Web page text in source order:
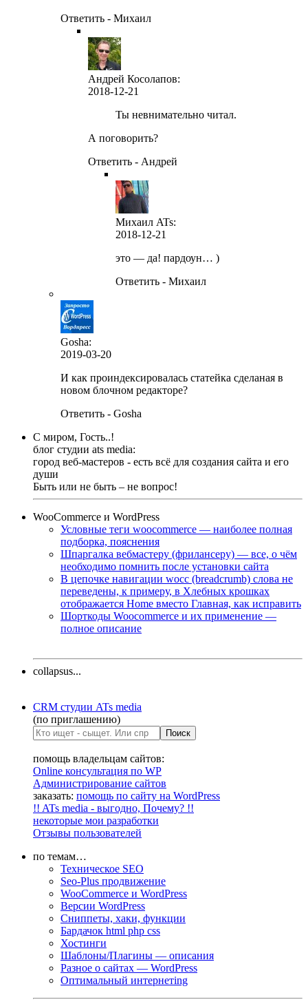
Ответить - Михаил
Андрей Косолапов:
2018-12-21
Ты невнимательно читал.
А поговорить?
Ответить - Андрей
Михаил ATs:
2018-12-21
это — да! пардоун… )
Ответить - Михаил
Gosha:
2019-03-20
И как проиндексировалась статейка сделаная в
новом блочном редакторе?
Ответить - Gosha
С миром, Гость..!
блог студии ats media:
город веб-мастеров - есть всё для создания сайта и его
души
Быть или не быть – не вопрос!
WooCommerce и WordPress
Условные теги woocommerce — наиболее полная
подборка, пояснения
Шпаргалка вебмастеру (фрилансеру) — все, о чём
необходимо помнить после установки сайта
В цепочке навигации wocc (breadcrumb) слова не
переведены, к примеру, в Хлебных крошках
отображается Home вместо Главная, как исправить
Шорткоды Woocommerce и их применение —
полное описание
collapsus...
CRM студии ATs media
(по приглашению)
помощь владельцам сайтов:
Online консультация по WP
Администрирование сайтов
заказать: помощь по сайту на WordPress
!! ATs media - выгодно, Почему? !!
некоторые мои разработки
Отзывы пользователей
по темам…
Техническое SEO
Seo-Plus продвижение
WooCommerce и WordPress
Версии WordPress
Сниппеты, хаки, функции
Бардачок html php css
Хостинги
Шаблоны/Плагины — описания
Разное о сайтах — WordPress
Оптимальный интернетing